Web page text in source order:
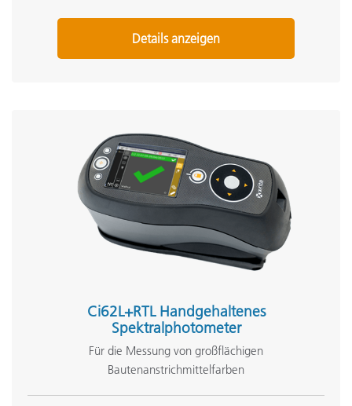
Details anzeigen
Ci62L+RTL Handgehaltenes
Spektralphotometer
Für die Messung von großflächigen
Bautenanstrichmittelfarben